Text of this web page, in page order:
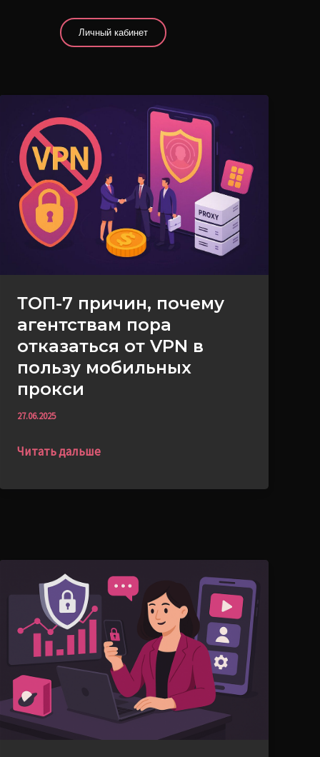
Личный кабинет
ТОП-7 причин, почему
агентствам пора
отказаться от VPN в
пользу мобильных
прокси
27.06.2025
причин,
почему
агентствам
пора
отказаться
от
VPN
мобильных
прокси
Читать дальше
агентствам
использовать
мобильные
прокси:
5-
реальных
кейсов